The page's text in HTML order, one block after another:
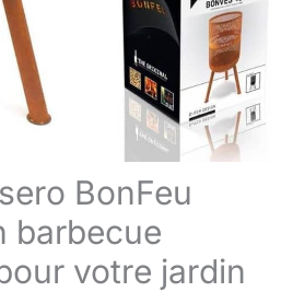
BonFeu
barbecue
votre jardin